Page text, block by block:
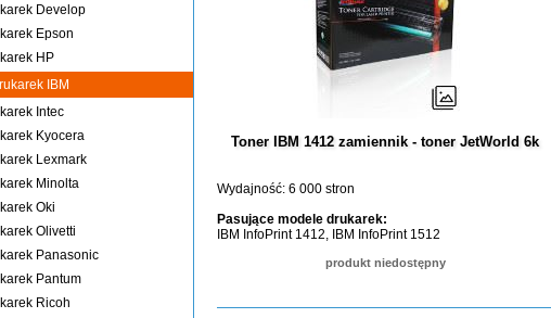
Develop
Epson
HP
IBM
Intec
Kyocera
Lexmark
Minolta
Oki
Olivetti
Panasonic
Pantum
Ricoh
Toner IBM 1412 zamiennik - toner JetWorld 6k
Wydajność: 6 000 stron
Pasujące modele drukarek:
IBM InfoPrint 1412, IBM InfoPrint 1512
produkt niedostępny